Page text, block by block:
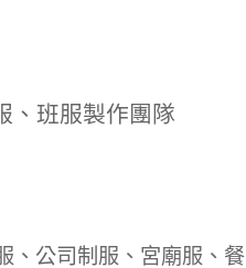
、班服製作團隊
、公司制服、宮廟服、餐